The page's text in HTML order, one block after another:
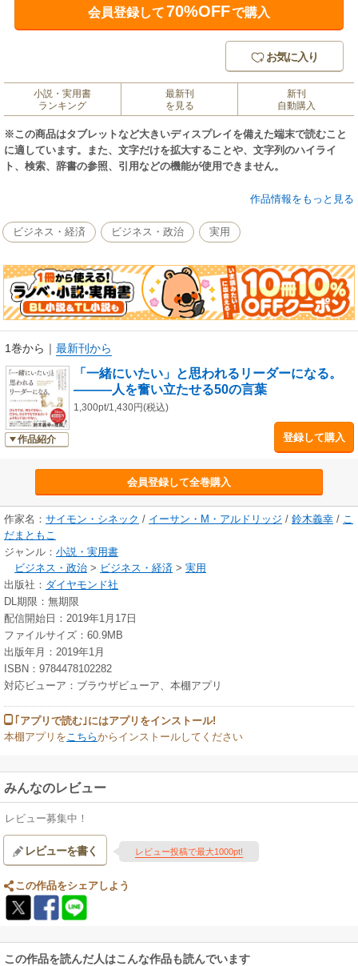
会員登録して70%OFFで購入
お気に入り
小説・実用書
ランキング
最新刊
を見る
新刊
自動購入
※この商品はタブレットなど大きいディスプレイを備えた端末で読むこと
に適しています。また、文字だけを拡大することや、文字列のハイライ
ト、検索、辞書の参照、引用などの機能が使用できません。
リーダーが弱さをさらけ出すと、組織は強くなる。ＴＥＤで４０００万回
非凡な才能もいらない、そのままの自分でチームを動かすための５０の言
葉。コーチ・エィ社長、鈴井義幸氏推薦！
作品情報をもっと見る
ビジネス・経済 ビジネス・政治 実用
1巻から ｜ 最新刊から
作品紹介
「一緒にいたい」と思われるリーダーになる。
―――人を奮い立たせる50の言葉
1,300pt/1,430円(税込)
登録して購入
会員登録して全巻購入
作家名： サイモン・シネック / イーサン・M・アルドリッジ / 鈴木義幸 / こ
だまともこ
ジャンル： 小説・実用書
ビジネス・政治 > ビジネス・経済 > 実用
出版社： ダイヤモンド社
DL期限：無期限
配信開始日：2019年1月17日
ファイルサイズ：60.9MB
出版年月：2019年1月
ISBN：9784478102282
対応ビューア：ブラウザビューア、本棚アプリ
｢アプリで読む｣にはアプリをインストール!
本棚アプリを こちらからインストールしてください
みんなのレビュー
レビュー募集中！
レビューを書く レビュー投稿で最大1000pt!
この作品をシェアしよう
この作品を読んだ人はこんな作品も読んでいます